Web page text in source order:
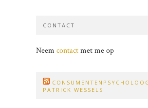
CONTACT
Neem contactmet me op
PATRICK WESSELS